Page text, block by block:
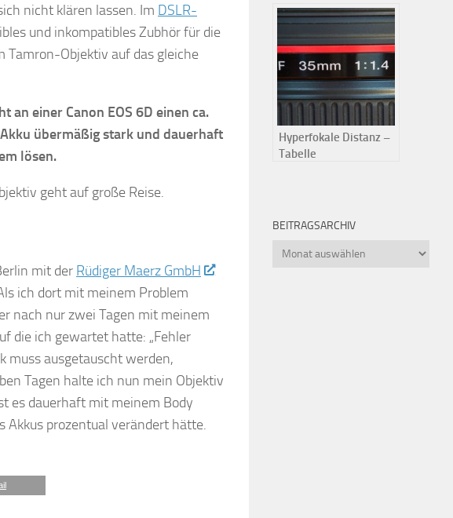
nicht klären lassen. Im DSLR-
und inkompatibles Zubhör für die
Tamron-Objektiv auf das gleiche
an einer Canon EOS 6D einen ca.
übermäßig stark und dauerhaft
lösen.
geht auf große Reise.
mit der Rüdiger Maerz GmbH
ich dort mit meinem Problem
nach nur zwei Tagen mit meinem
die ich gewartet hatte: „Fehler
muss ausgetauscht werden,
Tagen halte ich nun mein Objektiv
es dauerhaft mit meinem Body
Akkus prozentual verändert hätte.
den Urlaub…
Hyperfokale Distanz –
Tabelle
BEITRAGSARCHIV
Beitragsarchiv